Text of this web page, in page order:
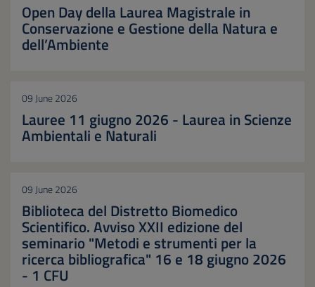
Open Day della Laurea Magistrale in
Conservazione e Gestione della Natura e
dell’Ambiente
09 June 2026
Lauree 11 giugno 2026 - Laurea in Scienze
Ambientali e Naturali
09 June 2026
Biblioteca del Distretto Biomedico
Scientifico. Avviso XXII edizione del
seminario "Metodi e strumenti per la
ricerca bibliografica" 16 e 18 giugno 2026
- 1 CFU